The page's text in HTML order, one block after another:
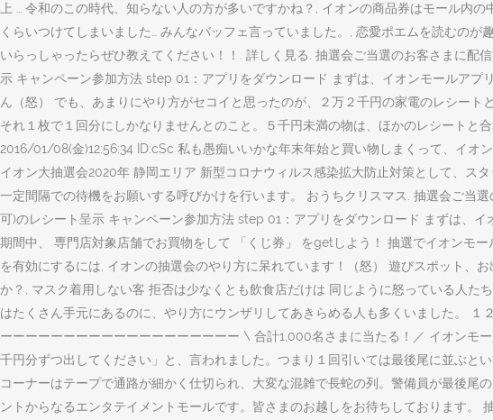
上 … 令和のこの時代、知らない人の方が多いですかね？, イオンの商品券はモール内
くらいつけてしまいました… みんなバッフェ言っていました。, 恋愛ポエムを読むの
いらっしゃったらぜひ教えてください！！. 詳しく見る. 抽選会ご当選のお客さまに
示 キャンペーン参加方法 step 01：アプリをダウンロード まずは、イオンモールア
ん（怒） でも、あまりにやり方がセコイと思ったのが、２万２千円の家電のレシー
それ１枚で１回分にしかなりませんとのこと。５千円未満の物は、ほかのレシート
2016/01/08(金)12:56:34 ID:cSc 私も愚痴いいかな年末年始と買い物しまくって、イオ
イオン大抽選会2020年 静岡エリア 新型コロナウィルス感染拡大防止対策として、ス
一定間隔での待機をお願いする呼びかけを行います。 おうちクリスマス. 抽選会ご当
可)のレシート呈示 キャンペーン参加方法 step 01：アプリをダウンロード まずは、
期間中、 専門店対象店舗でお買物をして 「くじ券」 をgetしよう！ 抽選でイオンモ
を有効にするには, イオンの抽選会のやり方に呆れています！（怒） 遊びスポット、
か？, マスク着用しない客 拒否は少なくとも飲食店だけは 同じように怒っている人
はたくさん手元にあるのに、やり方にウンザリしてあきらめる人も多くいました。
ーーーーーーーーーーーーーーーーーーー \ 合計1,000名さまに当たる！／ イオンモ
千円分ずつ出してください」と、言われました。つまり１回引いては最後尾に並ぶ
コーナーはテープで通路が細かく仕切られ、大変な混雑で長蛇の列。警備員が最後
ントからなるエンタテイメントモールです。皆さまのお越しをお待ちしております